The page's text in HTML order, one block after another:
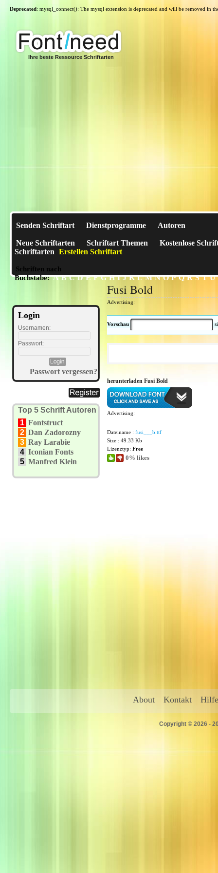
Deprecated: mysql_connect(): The mysql extension is deprecated and will be removed in
Ihre beste Ressource Schriftarten
Senden Schriftart Dienstprogramme Autoren
Neue Schriftarten Schriftart Themen
Kostenlose
Schriftarten Erstellen Schriftart
Schriften nach
Buchstabe:A B C D E F G H I J K L M N O P Q R S T U
Login
Usernamen:
Passwort:
Passwort vergessen?
Top 5 Schrift Autoren
1 Fontstruct
2 Dan Zadorozny
3 Ray Larabie
4 Iconian Fonts
5 Manfred Klein
Fusi Bold
Advertising:
Vorschau
herunterladen Fusi Bold
Advertising:
Dateiname : fusi___b.ttf
Size : 49.33 Kb
Lizenztyp: Free
0% likes
About Kontakt Hilfe
Copyright © 2026 -